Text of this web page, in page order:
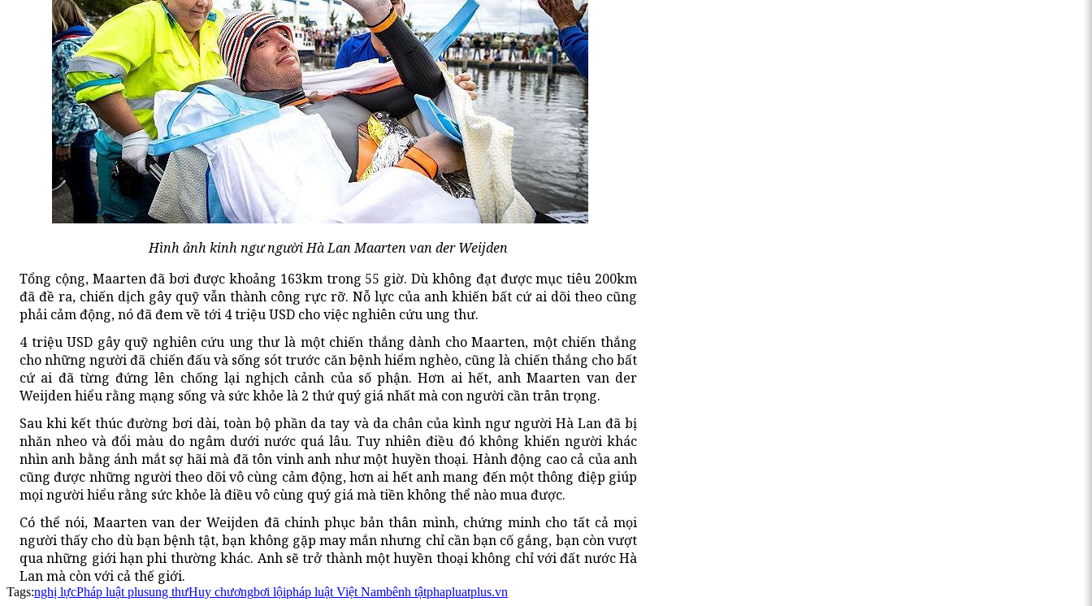
Hình ảnh kinh ngư người Hà Lan Maarten van der Weijden
Tổng cộng, Maarten đã bơi được khoảng 163km trong 55 giờ. Dù không đạt được mục tiêu 200km
đã đề ra, chiến dịch gây quỹ vẫn thành công rực rỡ. Nỗ lực của anh khiến bất cứ ai dõi theo cũng
phải cảm động, nó đã đem về tới 4 triệu USD cho việc nghiên cứu ung thư.
4 triệu USD gây quỹ nghiên cứu ung thư là một chiến thắng dành cho Maarten, một chiến thắng
cho những người đã chiến đấu và sống sót trước căn bệnh hiểm nghèo, cũng là chiến thắng cho bất
cứ ai đã từng đứng lên chống lại nghịch cảnh của số phận. Hơn ai hết, anh Maarten van der
Weijden hiểu rằng mạng sống và sức khỏe là 2 thứ quý giá nhất mà con người cần trân trọng.
Sau khi kết thúc đường bơi dài, toàn bộ phần da tay và da chân của kình ngư người Hà Lan đã bị
nhăn nheo và đổi màu do ngâm dưới nước quá lâu. Tuy nhiên điều đó không khiến người khác
nhìn anh bằng ánh mắt sợ hãi mà đã tôn vinh anh như một huyền thoại. Hành động cao cả của anh
cũng được những người theo dõi vô cùng cảm động, hơn ai hết anh mang đến một thông điệp giúp
mọi người hiểu rằng sức khỏe là điều vô cùng quý giá mà tiền không thể nào mua được.
Có thể nói, Maarten van der Weijden đã chinh phục bản thân mình, chứng minh cho tất cả mọi
người thấy cho dù bạn bệnh tật, bạn không gặp may mắn nhưng chỉ cần bạn cố gắng, bạn còn vượt
qua những giới hạn phi thường khác. Anh sẽ trở thành một huyền thoại không chỉ với đất nước Hà
Lan mà còn với cả thế giới.
Tags:nghị lựcPháp luật plusung thưHuy chươngbơi lộipháp luật Việt Nambênh tậtphapluatplus.vn